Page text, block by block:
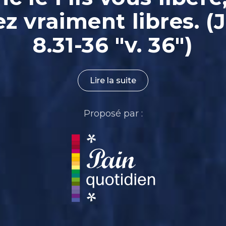
vraiment libres.
8.31-36 "v. 36")
Lire la suite
Proposé par :